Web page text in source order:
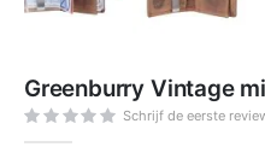
het
begin
van
de
afbeeldingen-
Greenburry Vintage
Schrijf de eerste